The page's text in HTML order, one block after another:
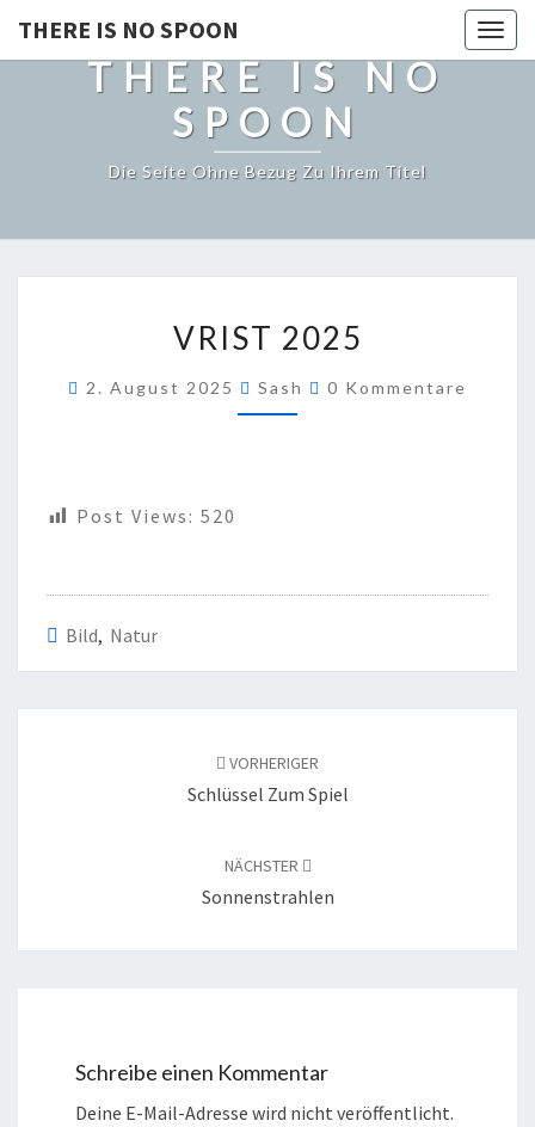
THERE IS NO SPOON
THERE IS NO
SPOON
Die Seite Ohne Bezug Zu Ihrem Titel
2025
VRIST 2025
2. August 2025 Sash Kommentare
0 Kommentare
Post Views: 520
Bild, Natur
VORHERIGER
Schlüssel Zum Spiel
NÄCHSTER
Sonnenstrahlen
Schreibe einen Kommentar
Deine E-Mail-Adresse wird nicht veröffentlicht.